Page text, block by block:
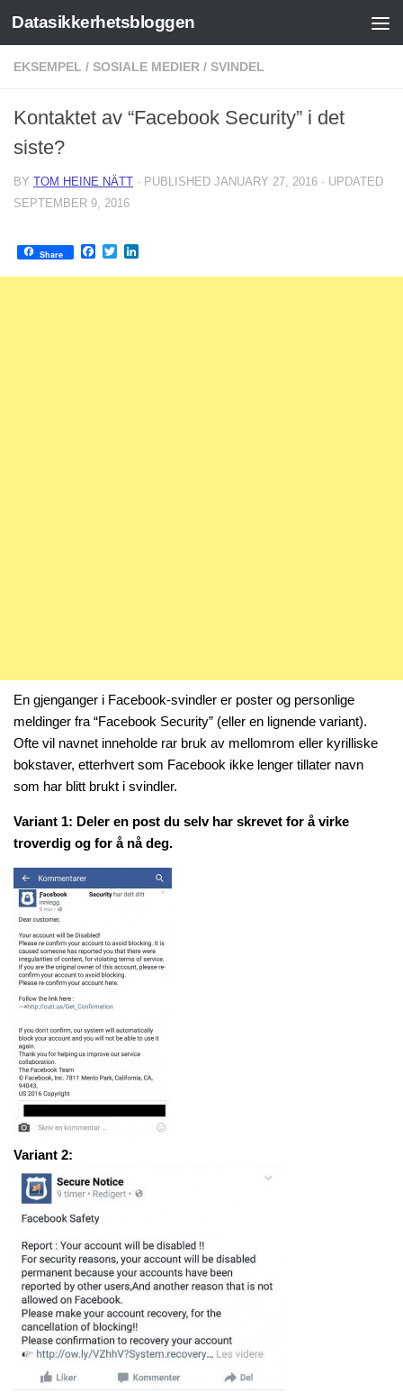
Skip to content
Datasikkerhetsbloggen
EKSEMPEL / SOSIALE MEDIER / SVINDEL
Kontaktet av “Facebook Security” i det
siste?
BY TOM HEINE NÄTT · PUBLISHED JANUARY 27, 2016 · UPDATED
SEPTEMBER 9, 2016
Share Facebook
Twitter
En gjenganger i Facebook-svindler er poster og personlige
meldinger fra “Facebook Security” (eller en lignende variant).
Ofte vil navnet inneholde rar bruk av mellomrom eller kyrilliske
bokstaver, etterhvert som Facebook ikke lenger tillater navn
som har blitt brukt i svindler.
Variant 1: Deler en post du selv har skrevet for å virke
troverdig og for å nå deg.
Variant 2: